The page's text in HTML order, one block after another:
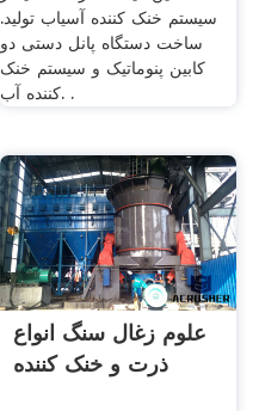
سیستم خنک کننده آسیاب تولید.
ساخت دستگاه پانل دستی دو
کابین پنوماتیک و سیستم خنک
کننده آب. .
علوم زغال سنگ انواع
ذرت و خنک کننده